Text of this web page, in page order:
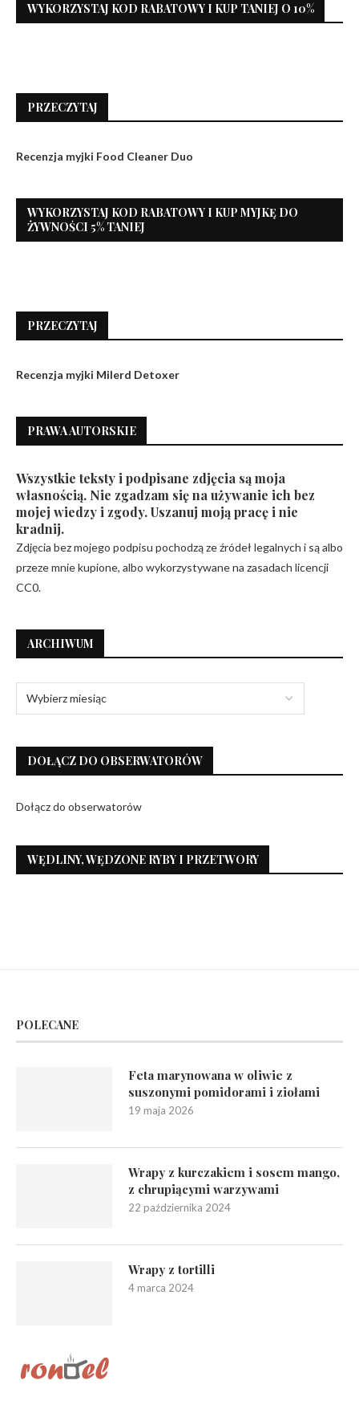
WYKORZYSTAJ KOD RABATOWY I KUP TANIEJ O 10%
PRZECZYTAJ
Recenzja myjki Food Cleaner Duo
WYKORZYSTAJ KOD RABATOWY I KUP MYJKĘ DO
ŻYWNOŚCI 5% TANIEJ
PRZECZYTAJ
Recenzja myjki Milerd Detoxer
PRAWA AUTORSKIE
Wszystkie teksty i podpisane zdjęcia są moja
własnością. Nie zgadzam się na używanie ich bez
mojej wiedzy i zgody. Uszanuj moją pracę i nie
kradnij.
Zdjęcia bez mojego podpisu pochodzą ze źródeł legalnych i są albo
przeze mnie kupione, albo wykorzystywane na zasadach licencji
CC0.
ARCHIWUM
DOŁĄCZ DO OBSERWATORÓW
Dołącz do obserwatorów
WĘDLINY, WĘDZONE RYBY I PRZETWORY
POLECANE
Feta marynowana w oliwie z
suszonymi pomidorami i ziołami
19 maja 2026
Wrapy z kurczakiem i sosem mango,
z chrupiącymi warzywami
22 października 2024
Wrapy z tortilli
4 marca 2024